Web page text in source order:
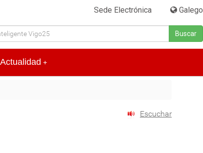
Sede Electrónica Galego
Buscar
+
Actualidad
Escuchar